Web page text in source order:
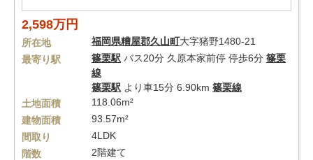
2,598万円
所在地 福岡県糟屋郡久山町大字猪野1480-21
最寄り駅
篠栗駅 バス20分 久原本家前停 停歩6分 篠栗
線
篠栗駅 より車15分 6.90km 篠栗線
土地面積
118.06m²
建物面積
93.57m²
間取り
4LDK
階数
2階建て